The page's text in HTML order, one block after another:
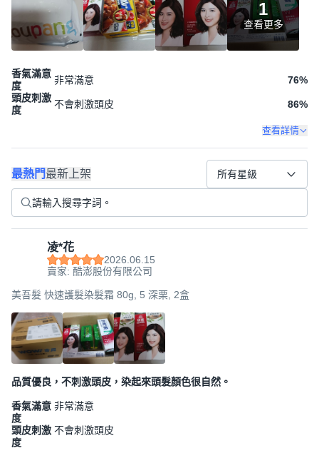
1
查看更多
香氣滿意
度
非常滿意 76%
頭皮刺激
度
不會刺激頭皮 86%
查看詳情
最熱門最新上架 所有星級
凌*花
2026.06.15
賣家: 酷澎股份有限公司
美吾髮 快速護髮染髮霜 80g, 5 深栗, 2盒
品質優良，不刺激頭皮，染起來頭髮顏色很自然。
香氣滿意
度
非常滿意
頭皮刺激
度
不會刺激頭皮